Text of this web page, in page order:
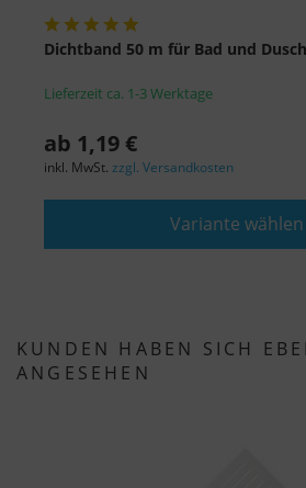
Dichtband 50 m für Bad und
Lieferzeit ca. 1-3 Werktage
ab 1,19 €
inkl. MwSt. zzgl. Versandkosten
Variante wählen
KUNDEN HABEN SICH
ANGESEHEN